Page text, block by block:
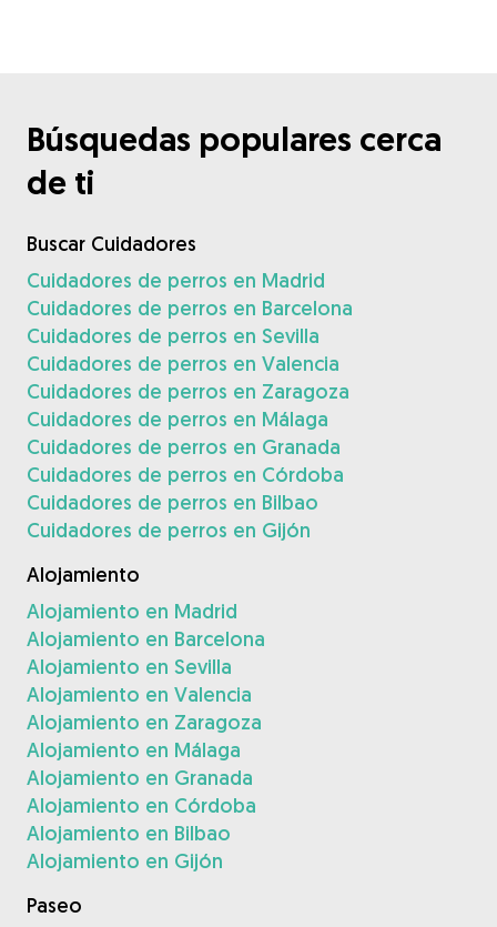
Búsquedas populares cerca
de ti
Buscar Cuidadores
Cuidadores de perros en Madrid
Cuidadores de perros en Barcelona
Cuidadores de perros en Sevilla
Cuidadores de perros en Valencia
Cuidadores de perros en Zaragoza
Cuidadores de perros en Málaga
Cuidadores de perros en Granada
Cuidadores de perros en Córdoba
Cuidadores de perros en Bilbao
Cuidadores de perros en Gijón
Alojamiento
Alojamiento en Madrid
Alojamiento en Barcelona
Alojamiento en Sevilla
Alojamiento en Valencia
Alojamiento en Zaragoza
Alojamiento en Málaga
Alojamiento en Granada
Alojamiento en Córdoba
Alojamiento en Bilbao
Alojamiento en Gijón
Paseo